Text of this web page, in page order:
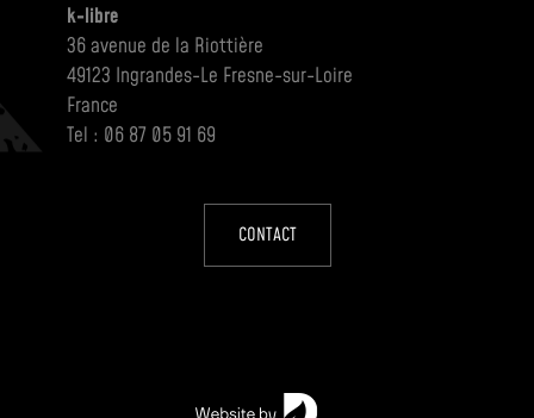
k-libre
36 avenue de la Riottière
49123 Ingrandes-Le Fresne-sur-Loire
France
Tel : 06 87 05 91 69
CONTACT